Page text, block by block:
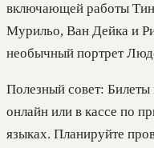
включающей работы
Мурильо, Ван Дейка и
необычный портрет
Полезный совет:
онлайн или в кассе по
языках. Планируйте